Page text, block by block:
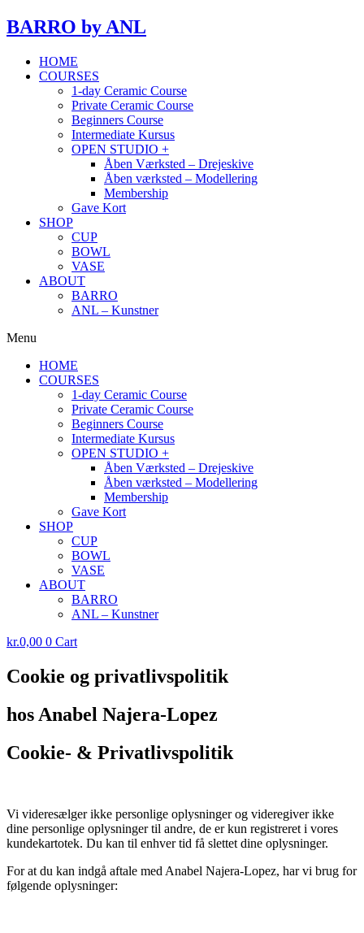
BARRO by ANL
HOME
COURSES
1-day Ceramic Course
Private Ceramic Course
Beginners Course
Intermediate Kursus
OPEN STUDIO +
Åben Værksted – Drejeskive
Åben værksted – Modellering
Membership
Gave Kort
SHOP
CUP
BOWL
VASE
ABOUT
BARRO
ANL – Kunstner
Menu
HOME
COURSES
1-day Ceramic Course
Private Ceramic Course
Beginners Course
Intermediate Kursus
OPEN STUDIO +
Åben Værksted – Drejeskive
Åben værksted – Modellering
Membership
Gave Kort
SHOP
CUP
BOWL
VASE
ABOUT
BARRO
ANL – Kunstner
kr.0,00 0 Cart
Cookie og privatlivspolitik
hos Anabel Najera-Lopez
Cookie- & Privatlivspolitik
Vi videresælger ikke personlige oplysninger og videregiver ikke
dine personlige oplysninger til andre, de er kun registreret i vores
kundekartotek. Du kan til enhver tid få slettet dine oplysninger.
For at du kan indgå aftale med Anabel Najera-Lopez, har vi brug for
følgende oplysninger: